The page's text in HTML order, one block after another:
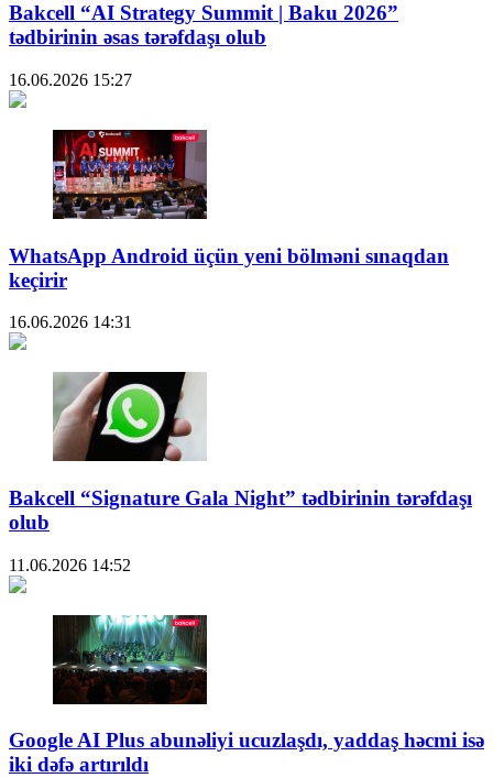
Bakcell “AI Strategy Summit | Baku 2026”
tədbirinin əsas tərəfdaşı olub
16.06.2026 15:27
WhatsApp Android üçün yeni bölməni sınaqdan
keçirir
16.06.2026 14:31
Bakcell “Signature Gala Night” tədbirinin tərəfdaşı
olub
11.06.2026 14:52
Google AI Plus abunəliyi ucuzlaşdı, yaddaş həcmi isə
iki dəfə artırıldı